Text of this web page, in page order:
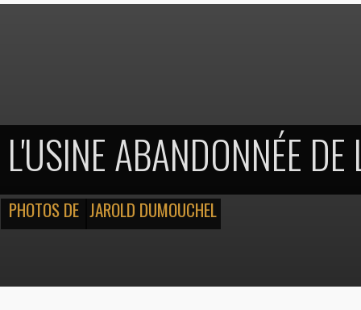
L'USINE ABANDONNÉE
JAROLD DUMOUCHEL
PHOTOS DE